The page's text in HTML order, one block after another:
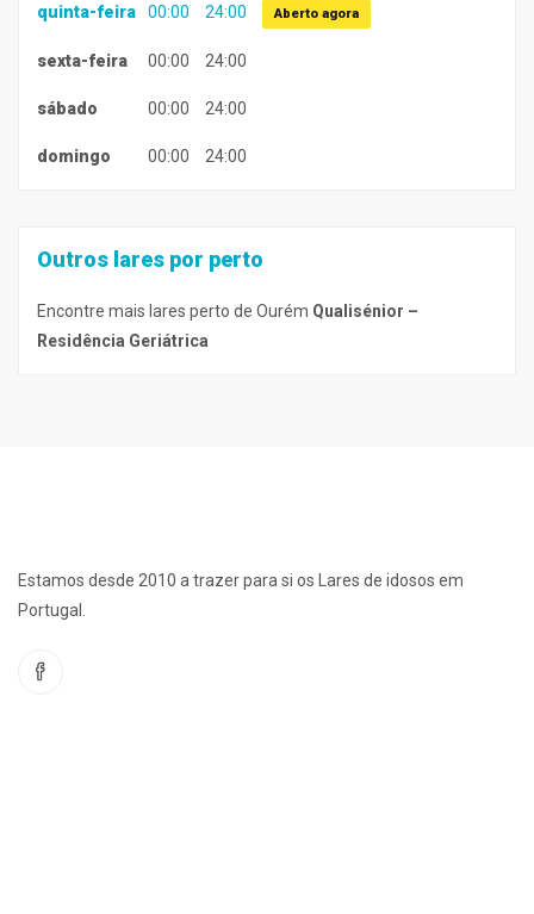
quinta-feira 00:00 24:00 Aberto agora
sexta-feira 00:00 24:00
sábado 00:00 24:00
domingo 00:00 24:00
Outros lares por perto
Encontre mais lares perto de Ourém Qualisénior –
Residência Geriátrica
Estamos desde 2010 a trazer para si os Lares de idosos em
Portugal.